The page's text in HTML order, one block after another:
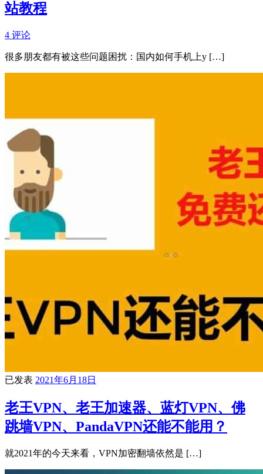
站教程
4 评论
很多朋友都有被这些问题困扰：国内如何手机上y […]
已发表 2021年6月18日
老王VPN、老王加速器、蓝灯VPN、佛
跳墙VPN、PandaVPN还能不能用？
就2021年的今天来看，VPN加密翻墙依然是 […]